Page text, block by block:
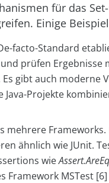
für das
Einige
facto-Standard
prüfen Ergebnisse
gibt auch moderne
Projekte
mehrere
ähnlich wie JUnit.
wie
Framework MSTest